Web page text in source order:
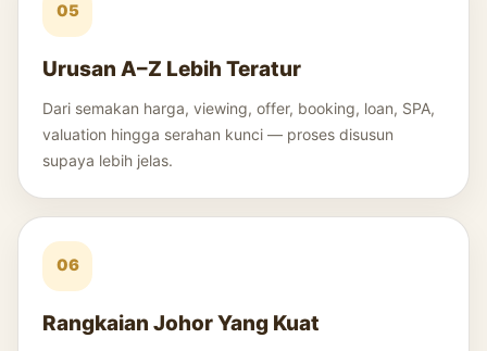
05
Urusan A–Z Lebih Teratur
Dari semakan harga, viewing, offer, booking, loan, SPA,
valuation hingga serahan kunci — proses disusun
supaya lebih jelas.
06
Rangkaian Johor Yang Kuat